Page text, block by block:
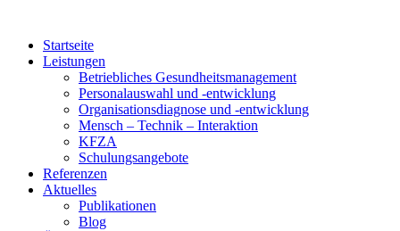
springenStartseite
Leistungen
Betriebliches Gesundheitsmanagement
Personalauswahl und -entwicklung
Organisationsdiagnose und -entwicklung
Mensch – Technik – Interaktion
KFZA
Schulungsangebote
Referenzen
Aktuelles
Publikationen
Blog